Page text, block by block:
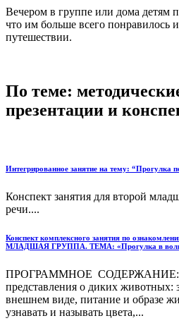
Вечером в группе или дома детям
что им больше всего понравилось
путешествии.
По теме:
презентации и
Интегрированное занятие на тему: “Прогулка
Конспект занятия для второй
речи....
Конспект комплексного занятия по
МЛАДШАЯ ГРУППА. ТЕМА: «Прогулка в
ПРОГРАММНОЕ СОДЕРЖАНИЕ:1)
представления о диких животных:
внешнем виде, питание и образе
узнавать и называть цвета,...